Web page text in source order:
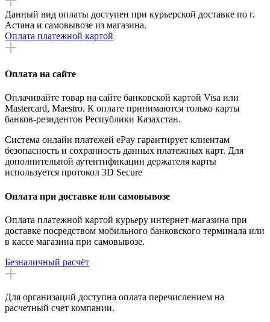
Данный вид оплаты доступен при курьерской доставке по г.
Астана и самовывозе из магазина.
Оплата платежной картой
Оплата на сайте
Оплачивайте товар на сайте банковской картой Visa или
Mastercard, Maestro. К оплате принимаются только карты
банков-резидентов Республики Казахстан.
Система онлайн платежей ePay гарантирует клиентам
безопасность и сохранность данных платежных карт. Для
дополнительной аутентификации держателя карты
используется протокол 3D Secure
Оплата при доставке или самовывозе
Оплата платежной картой курьеру интернет-магазина при
доставке посредством мобильного банковского терминала или
в кассе магазина при самовывозе.
Безналичный расчёт
Для организаций доступна оплата перечислением на
расчетный счет компании.